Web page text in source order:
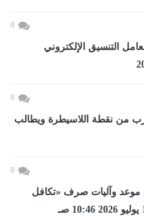
0
التنسيق الإلكتروني
0
من نقطة اللاسيطرة ويطالب
0
جنيه.. موعد وآليات صرف «تكافل